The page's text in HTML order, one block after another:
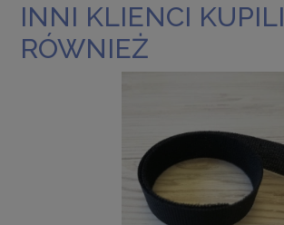
INNI KLIENCI KUPILI
RÓWNIEŻ